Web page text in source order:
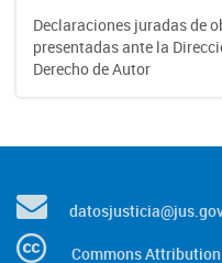
Declaraciones juradas de
presentadas ante la
Derecho de Autor
Commons